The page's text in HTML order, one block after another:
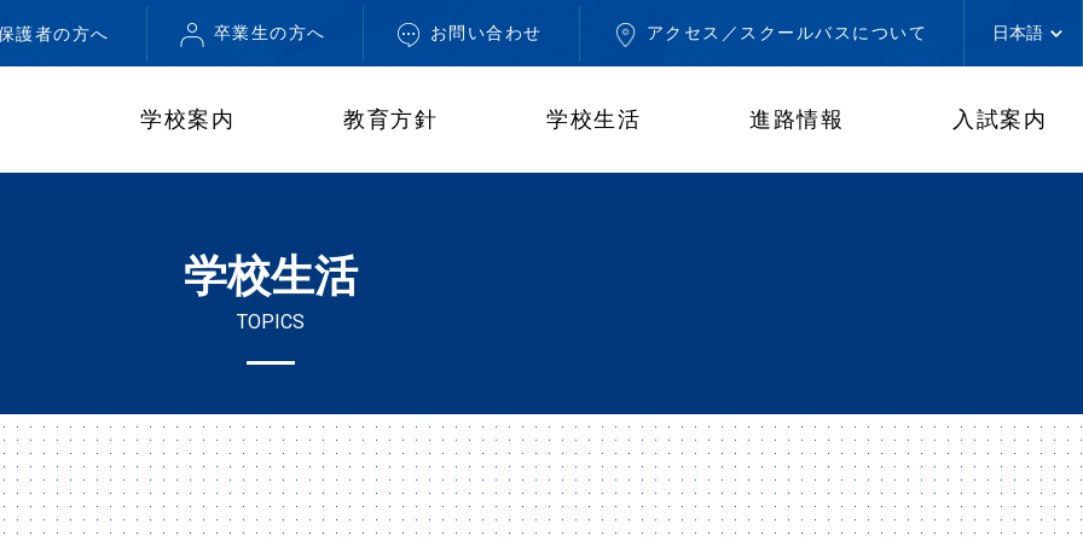
護者の方へ 卒業生の方へ お問い合わせ アクセス／スクールバスについて
学校案内 教育方針 学校生活 進路情報 入試案内
学校生活
TOPICS